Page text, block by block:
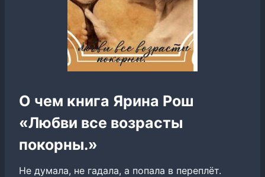
О чем книга Ярина Рош
«Любви все возрасты
покорны.»
Не думала, не гадала, а попала в переплёт.